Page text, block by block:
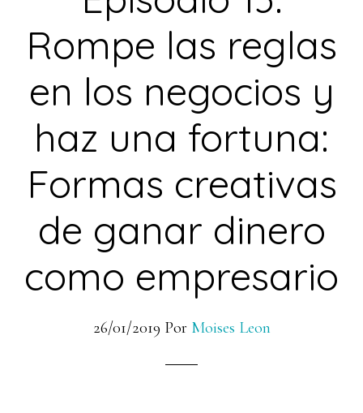
Rompe las reglas
en los negocios y
haz una fortuna:
Formas creativas
de ganar dinero
como empresario
26/01/2019 Por Moises Leon